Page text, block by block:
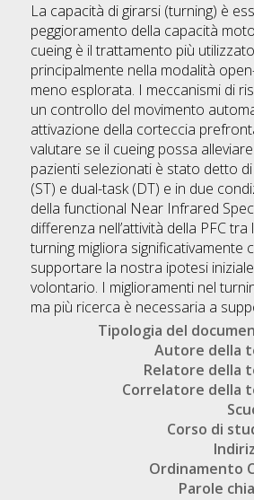
La capacità di girarsi (turning) è
peggioramento della capacità
cueing è il trattamento più
principalmente nella modalità
meno esplorata. I meccanismi di
un controllo del movimento
attivazione della corteccia
valutare se il cueing possa
pazienti selezionati è stato detto
(ST) e dual-task (DT) e in due
della functional Near Infrared
differenza nell’attività della PFC
turning migliora
supportare la nostra ipotesi
volontario. I miglioramenti nel
ma più ricerca è necessaria a
Tipologia del
Autore della
Relatore della
Correlatore della
Corso di
Ordinamento
Parole